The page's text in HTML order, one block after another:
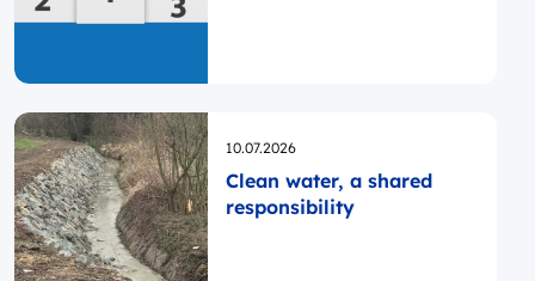
Opublikowano
10.07.2026
Clean water, a shared
responsibility